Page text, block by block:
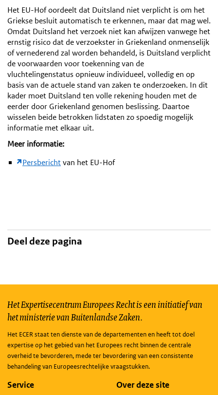
Het EU-Hof oordeelt dat Duitsland niet verplicht is om het
Griekse besluit automatisch te erkennen, maar dat mag wel.
Omdat Duitsland het verzoek niet kan afwijzen vanwege het
ernstig risico dat de verzoekster in Griekenland onmenselijk
of vernederend zal worden behandeld, is Duitsland verplicht
de voorwaarden voor toekenning van de
vluchtelingenstatus opnieuw individueel, volledig en op
basis van de actuele stand van zaken te onderzoeken. In dit
kader moet Duitsland ten volle rekening houden met de
eerder door Griekenland genomen beslissing. Daartoe
wisselen beide betrokken lidstaten zo spoedig mogelijk
informatie met elkaar uit.
Meer informatie:
Persberichtvan het EU-Hof
Deel deze pagina
Het Expertisecentrum Europees Recht is een initiatief van
het ministerie van Buitenlandse Zaken.
Het ECER staat ten dienste van de departementen en heeft tot doel
expertise op het gebied van het Europees recht binnen de centrale
overheid te bevorderen, mede ter bevordering van een consistente
behandeling van Europeesrechtelijke vraagstukken.
Service Over deze site